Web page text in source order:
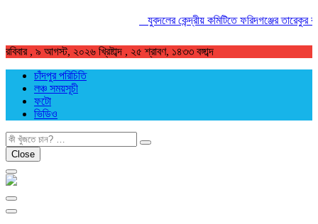
যুবদলের কেন্দ্রীয় কমিটিতে ফরিদগঞ্জের তারেকুর
রবিবার , ৯ আগস্ট, ২০২৬ খ্রিষ্টাব্দ , ২৫ শ্রাবণ, ১৪৩৩ বঙ্গাব্দ
চাঁদপুর পরিচিতি
লঞ্চ সময়সূচী
ফটো
ভিডিও
খুজুন
Close